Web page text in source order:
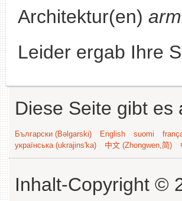
Architektur(en)
Leider ergab Ihre
Diese Seite gibt
Български (Bəlgarski) English suomi
українська (ukrajins'ka)
中文 (Zhongwen,简)
Inhalt-Copyright ©